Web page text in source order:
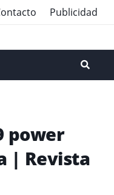
Publicidad
power
| Revista